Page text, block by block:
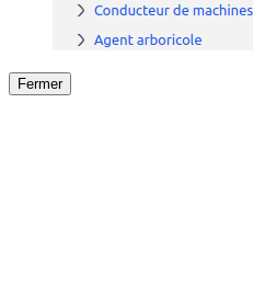
Fermer